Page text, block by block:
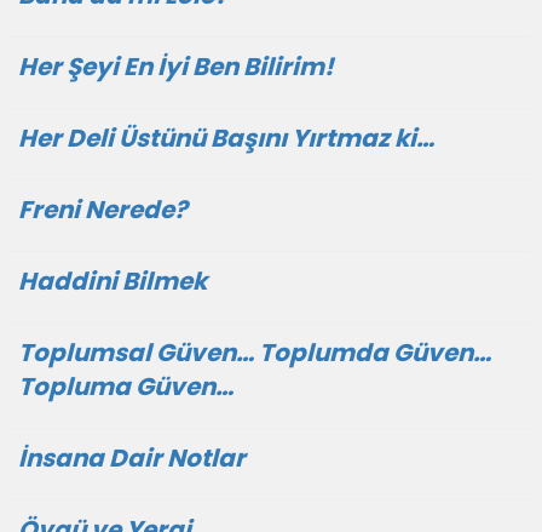
Her Şeyi En İyi Ben Bilirim!
Her Deli Üstünü Başını Yırtmaz ki…
Freni Nerede?
Haddini Bilmek
Toplumsal Güven… Toplumda Güven…
Topluma Güven…
İnsana Dair Notlar